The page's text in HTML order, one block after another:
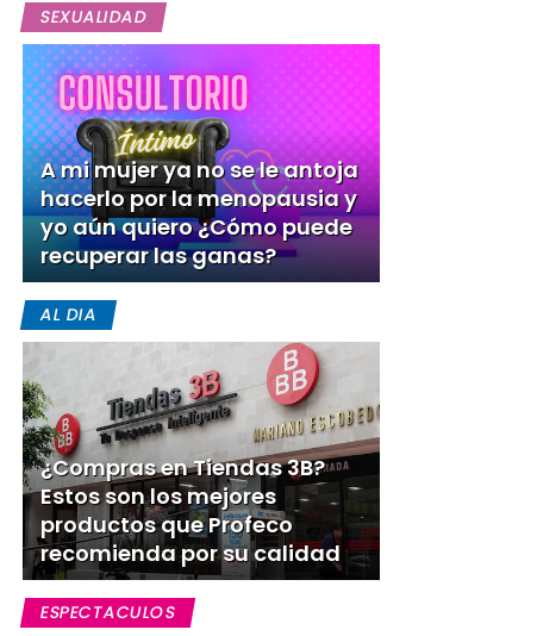
SEXUALIDAD
A mi mujer ya no se le antoja
hacerlo por la menopausia y
yo aún quiero ¿Cómo puede
recuperar las ganas?
AL DIA
¿Compras en Tiendas 3B?
Estos son los mejores
productos que Profeco
recomienda por su calidad
ESPECTACULOS